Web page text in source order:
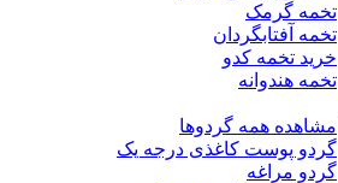
تخمه گرمک
تخمه آفتابگردان
خرید تخمه کدو
تخمه هندوانه
مشاهده همه گردوها
گردو پوست کاغذی درجه یک
گردو مراغه